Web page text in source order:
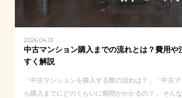
2026.04.13
中古マンション購入までの流れとは？費用や
すく解説
「中古マンションを購入する際の流れは？」「中古
ら購入までにどのくらいに期間がかかるの？」 そんな疑問をお持ちではあ